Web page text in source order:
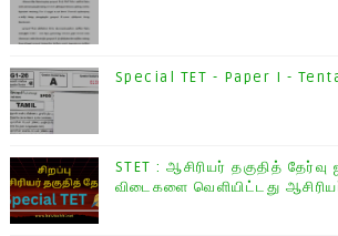
Special TET - Paper I -
STET : ஆசிரியர் தகுதித்
விடைகளை வெளியிட்டது